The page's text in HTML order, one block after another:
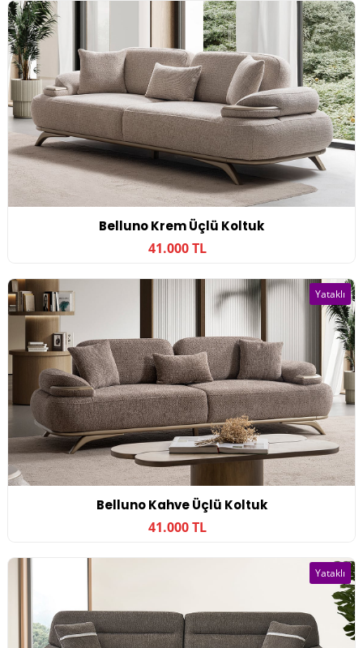
Belluno Krem Üçlü Koltuk
41.000 TL
Belluno Kahve Üçlü Koltuk
41.000 TL
Yataklı
Yataklı